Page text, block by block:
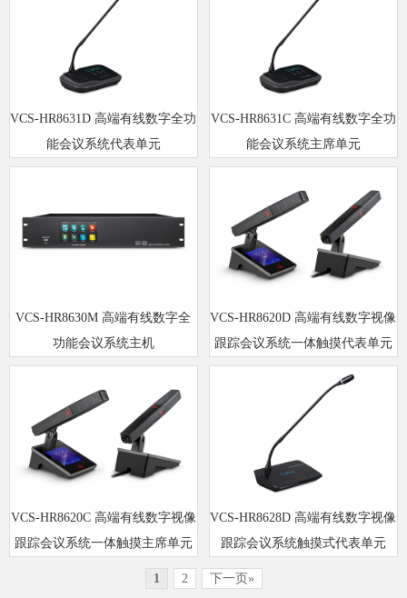
VCS-HR8631D 高端有线数字全功
能会议系统代表单元
VCS-HR8631C 高端有线数字全功
能会议系统主席单元
VCS-HR8630M 高端有线数字全
功能会议系统主机
VCS-HR8620D 高端有线数字视像
跟踪会议系统一体触摸代表单元
VCS-HR8620C 高端有线数字视像
跟踪会议系统一体触摸主席单元
VCS-HR8628D 高端有线数字视像
跟踪会议系统触摸式代表单元
1 2 下一页»